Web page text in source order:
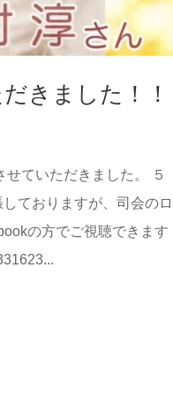
きました！！
ていただきました。 ５
ておりますが、司会のロ
の方でご視聴できます